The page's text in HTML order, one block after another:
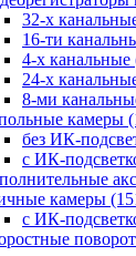
32-х
16-ти
4-х канальные
24-х
8-ми
камеры
без ИК-
с ИК-
камеры
с ИК-